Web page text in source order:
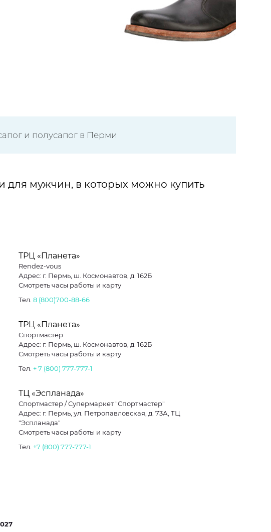
и полусапог в Перми
мужчин, в которых можно купить
ТРЦ «Планета»
Rendez-vous
Адрес: г. Пермь, ш. Космонавтов, д. 162Б
Смотреть часы работы и карту
Тел.8 (800)700-88-66
ТРЦ «Планета»
Спортмастер
Адрес: г. Пермь, ш. Космонавтов, д. 162Б
Смотреть часы работы и карту
Тел. + 7 (800) 777-777-1
ТЦ «Эспланада»
Спортмастер / Супермаркет "Спортмастер"
Адрес: г. Пермь, ул. Петропавловская, д. 73А, ТЦ
"Эспланада"
Смотреть часы работы и карту
Тел. +7 (800) 777-777-1
2027